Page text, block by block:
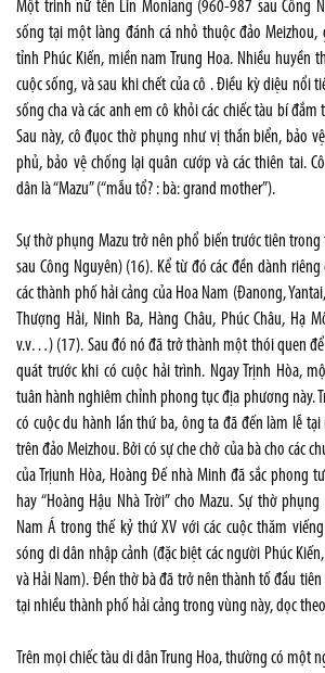
Một trinh nữ tên Lin Moniang (960-987 sau Công
sống tại một làng đánh cá nhỏ thuộc đảo Meizhou,
tỉnh Phúc Kiến, miền nam Trung Hoa. Nhiều huyền
cuộc sống, và sau khi chết của cô . Điều kỳ diệu nổi
sống cha và các anh em cô khỏi các chiếc tàu bí
Sau này, cô đụoc thờ phụng như vị thần biển, bảo
phủ, bảo vệ chống lại quân cướp và các thiên tai.
dân là “Mazu” (“mẫu tổ? : bà: grand mother”).
Sự thờ phụng Mazu trở nên phổ biến trước tiên
sau Công Nguyên) (16). Kể từ đó các đền dành
các thành phố hải cảng của Hoa Nam (Đanong,
Thượng Hải, Ninh Ba, Hàng Châu, Phúc Châu, Hạ
v.v…) (17). Sau đó nó đã trở thành một thói quen
quát trước khi có cuộc hải trình. Ngay Trịnh Hòa,
tuân hành nghiêm chỉnh phong tục địa phương này.
có cuộc du hành lần thứ ba, ông ta đã đến làm lễ
trên đảo Meizhou. Bởi có sự che chở của bà cho các
của Trịunh Hòa, Hoàng Đế nhà Minh đã sắc phong
hay “Hoàng Hậu Nhà Trời” cho Mazu. Sự thờ
Nam Á trong thế kỷ thứ XV với các cuộc thăm viếng
sóng di dân nhập cảnh (đặc biệt các người Phúc
và Hải Nam). Đền thờ bà đã trở nên thành tố đầu
tại nhiều thành phố hải cảng trong vùng này, dọc
Trên mọi chiếc tàu di dân Trung Hoa, thường có một